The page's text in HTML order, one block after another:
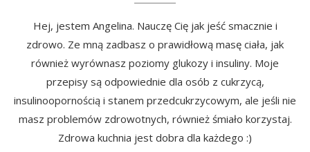
Hej, jestem Angelina. Nauczę Cię jak jeść smacznie i
zdrowo. Ze mną zadbasz o prawidłową masę ciała, jak
również wyrównasz poziomy glukozy i insuliny. Moje
przepisy są odpowiednie dla osób z cukrzycą,
insulinoopornością i stanem przedcukrzycowym, ale jeśli nie
masz problemów zdrowotnych, również śmiało korzystaj.
Zdrowa kuchnia jest dobra dla każdego :)